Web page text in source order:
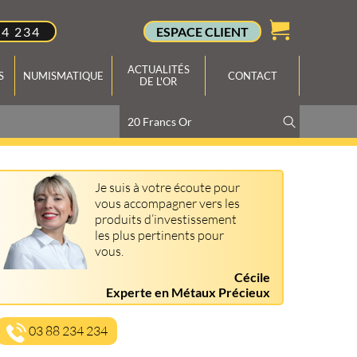
234 ESPACE CLIENT
NUMISMATIQUE
ACTUALITÉS
DE L'OR
CONTACT
Je suis à votre écoute pour
vous accompagner vers les
produits d’investissement
les plus pertinents pour
vous.
Cécile
Experte en Métaux Précieux
03 88 234 234